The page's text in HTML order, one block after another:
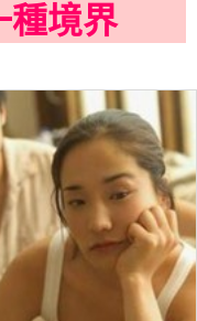
種境界